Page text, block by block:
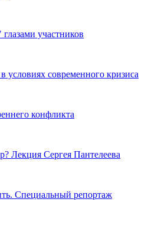
участников
условиях современного кризиса
конфликта
Лекция Сергея Пантелеева
Специальный репортаж